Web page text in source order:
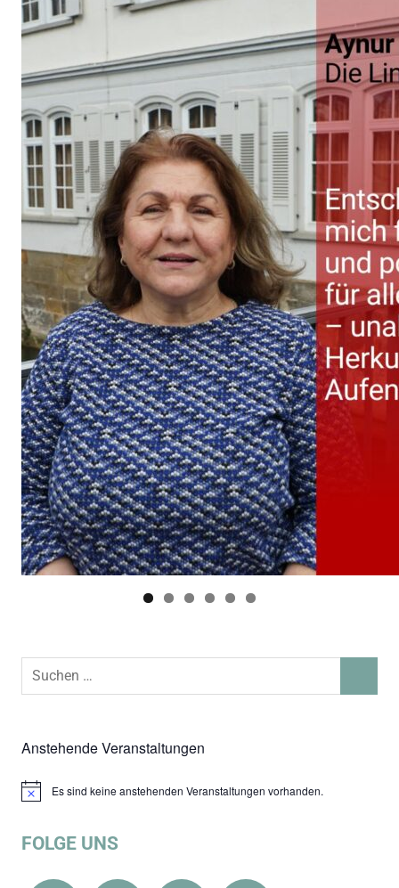
Suchen
Anstehende Veranstaltungen
HinweisEs sind keine anstehenden Veranstaltungen vorhanden.
FOLGE UNS